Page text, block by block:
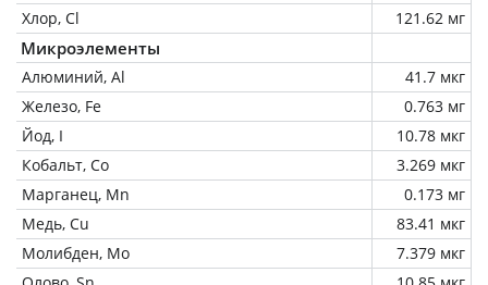
Хлор, Cl
121.62 мг
Микроэлементы
Алюминий, Al
41.7 мкг
Железо, Fe
0.763 мг
Йод, I
10.78 мкг
Кобальт, Co
3.269 мкг
Марганец, Mn
0.173 мг
Медь, Cu
83.41 мкг
Молибден, Mo
7.379 мкг